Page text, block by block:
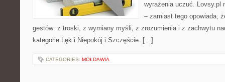
wyrażenia uczuć. Lovsy.pl
– zamiast tego opowiada,
gestów: z troski, z wymiany myśli, z zrozumienia i z zachwytu
kategorie Lęk i Niepokój i Szczęście. […]
CATEGORIES: MOŁDAWIA